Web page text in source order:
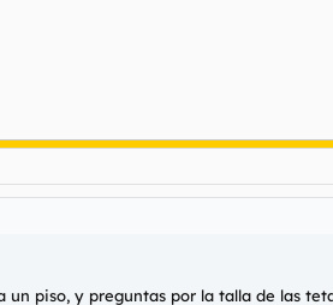
un piso, y preguntas por la talla de las